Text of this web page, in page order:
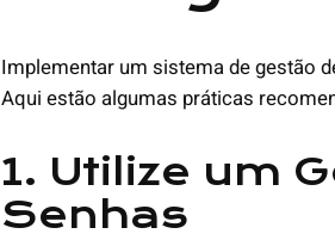
Implementar um sistema de gestão
Aqui estão algumas práticas
1. Utilize um
Senhas